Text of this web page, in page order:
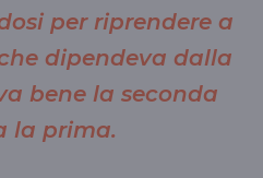
per riprendere a
dipendeva dalla
bene la seconda
la prima.